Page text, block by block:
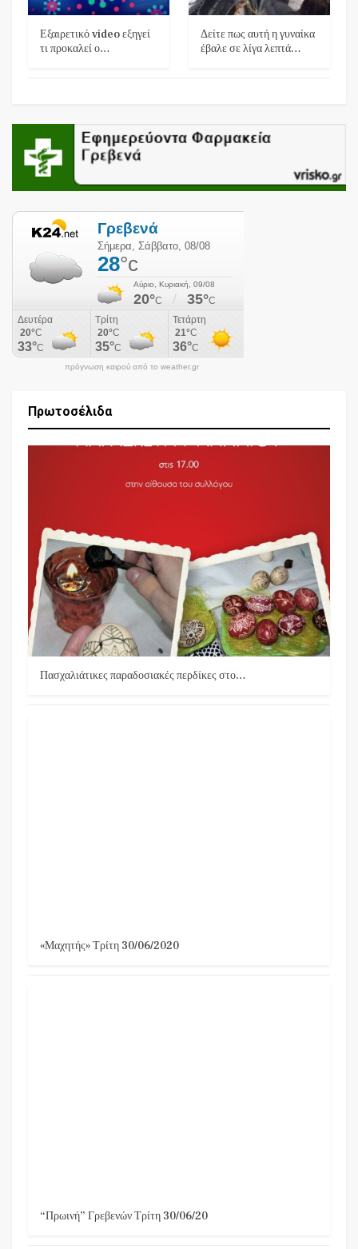
Εξαιρετικό video εξηγεί
τι προκαλεί ο…
Δείτε πως αυτή η γυναίκα
έβαλε σε λίγα λεπτά…
πρόγνωση καιρού από το weather.gr
Πρωτοσέλιδα
Πασχαλιάτικες παραδοσιακές περδίκες στο…
«Μαχητής» Τρίτη 30/06/2020
“Πρωινή” Γρεβενών Τρίτη 30/06/20